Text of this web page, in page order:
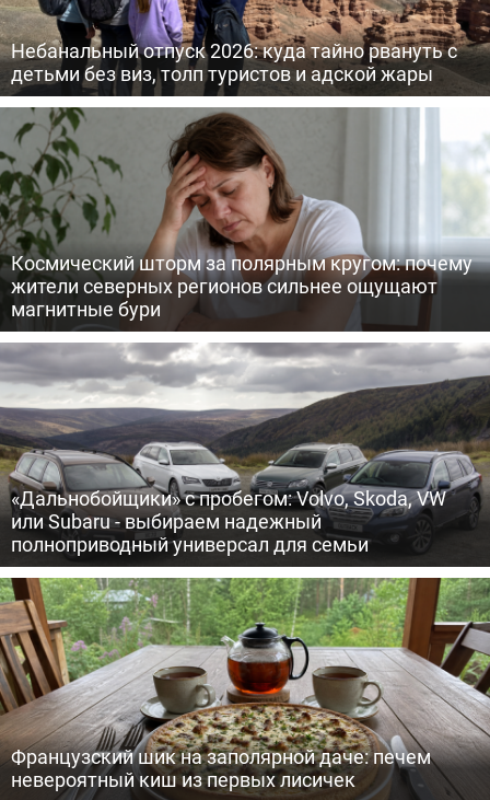
Небанальный отпуск 2026: куда тайно рвануть с
детьми без виз, толп туристов и адской жары
Космический шторм за полярным кругом: почему
жители северных регионов сильнее ощущают
магнитные бури
«Дальнобойщики» с пробегом: Volvo, Skoda, VW
или Subaru - выбираем надежный
полноприводный универсал для семьи
Французский шик на заполярной даче: печем
невероятный киш из первых лисичек